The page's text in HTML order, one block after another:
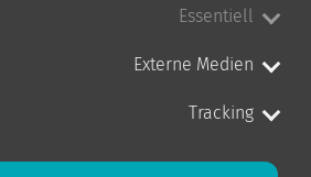
Essentiell
Externe Medien
Tracking